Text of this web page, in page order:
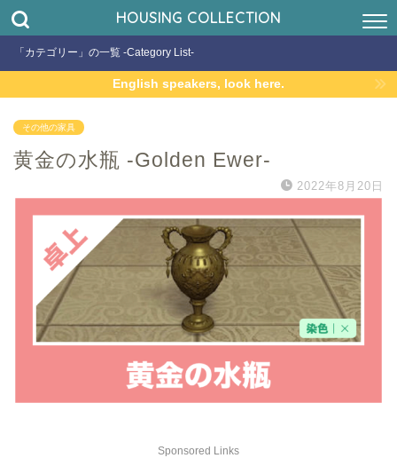
HOUSING COLLECTION
「カテゴリー」の一覧 -Category List-
English speakers, look here.
その他の家具
黄金の水瓶 -Golden Ewer-
2022年8月20日
Sponsored Links